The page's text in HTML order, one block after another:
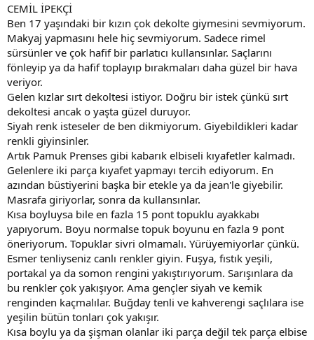
CEMİL İPEKÇİ
Ben 17 yaşındaki bir kızın çok dekolte giymesini sevmiyorum.
Makyaj yapmasını hele hiç sevmiyorum. Sadece rimel
sürsünler ve çok hafif bir parlatıcı kullansınlar. Saçlarını
fönleyip ya da hafif toplayıp bırakmaları daha güzel bir hava
veriyor.
Gelen kızlar sırt dekoltesi istiyor. Doğru bir istek çünkü sırt
dekoltesi ancak o yaşta güzel duruyor.
Siyah renk isteseler de ben dikmiyorum. Giyebildikleri kadar
renkli giyinsinler.
Artık Pamuk Prenses gibi kabarık elbiseli kıyafetler kalmadı.
Gelenlere iki parça kıyafet yapmayı tercih ediyorum. En
azından büstiyerini başka bir etekle ya da jean'le giyebilir.
Masrafa giriyorlar, sonra da kullansınlar.
Kısa boyluysa bile en fazla 15 pont topuklu ayakkabı
yapıyorum. Boyu normalse topuk boyunu en fazla 9 pont
öneriyorum. Topuklar sivri olmamalı. Yürüyemiyorlar çünkü.
Esmer tenliyseniz canlı renkler giyin. Fuşya, fıstık yeşili,
portakal ya da somon rengini yakıştırıyorum. Sarışınlara da
bu renkler çok yakışıyor. Ama gençler siyah ve kemik
renginden kaçmalılar. Buğday tenli ve kahverengi saçlılara ise
yeşilin bütün tonları çok yakışır.
Kısa boylu ya da şişman olanlar iki parça değil tek parça elbise